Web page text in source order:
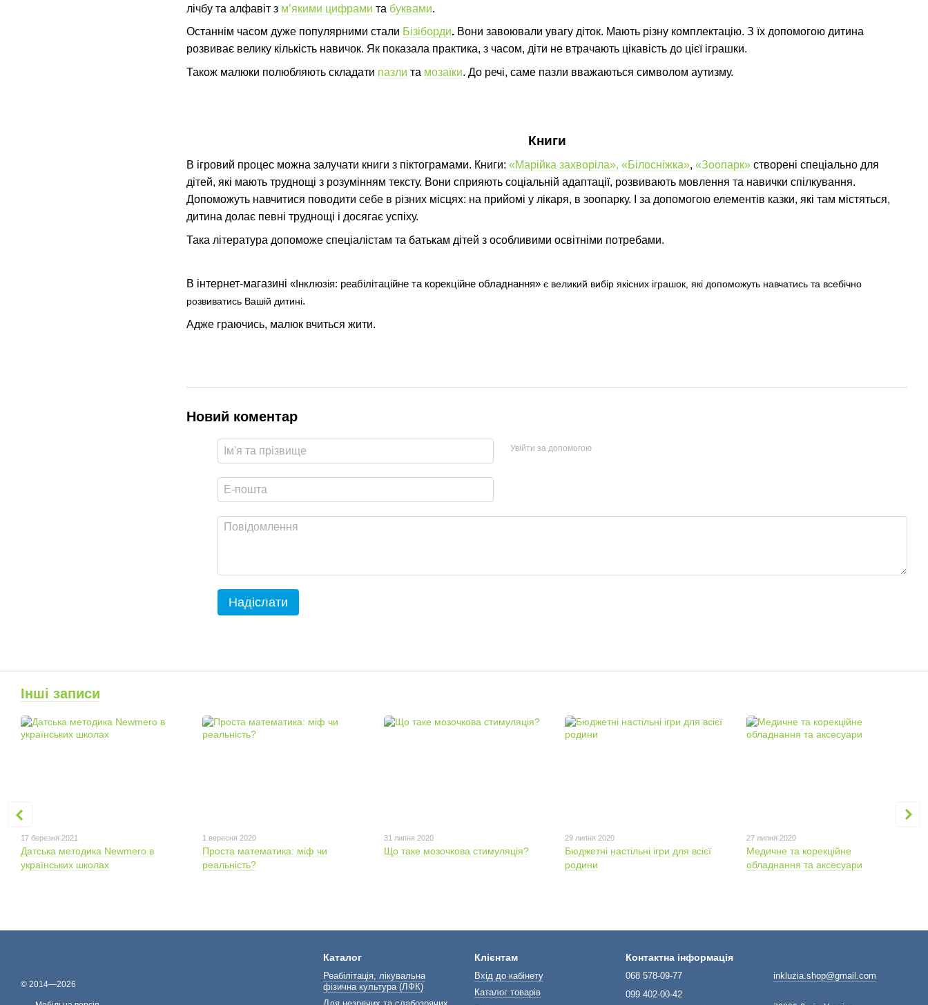
лічбу та алфавіт з м’якими цифрами та буквами.
Останнім часом дуже популярними стали Бізіборди. Вони завоювали увагу діток. Мають різну комплектацію. З їх допомогою дитина
розвиває велику кількість навичок. Як показала практика, з часом, діти не втрачають цікавість до цієї іграшки.
Також малюки полюбляють складати пазли та мозаїки. До речі, саме пазли вважаються символом аутизму.
Книги
В ігровий процес можна залучати книги з піктограмами. Книги: «Марійка захворіла», «Білосніжка», «Зоопарк» створені спеціально для
дітей, які мають труднощі з розумінням тексту. Вони сприяють соціальній адаптації, розвивають мовлення та навички спілкування.
Допоможуть навчитися поводити себе в різних місцях: на прийомі у лікаря, в зоопарку. І за допомогою елементів казки, які там містяться,
дитина долає певні труднощі і досягає успіху.
Така література допоможе спеціалістам та батькам дітей з особливими освітніми потребами.
В інтернет-магазині «Інклюзія: реабілітаційне та корекційне обладнання» є великий вибір якісних іграшок, які допоможуть навчатись та всебічно
розвиватись Вашій дитині.
Адже граючись, малюк вчиться жити.
Новий коментар
Увійти за допомогою
Надіслати
Інші записи
17 березня 2021
Датська методика Newmero в
українських школах
1 вересня 2020
Проста математика: міф чи
реальність?
31 липня 2020
Що таке мозочкова стимуляція?
29 липня 2020
Бюджетні настільні ігри для всієї
родини
27 липня 2020
Медичне та корекційне
обладнання та аксесуари
© 2014—2026
Каталог
Реабілітація, лікувальна
фізична культура (ЛФК)
Клієнтам
Вхід до кабінету
Каталог товарів
Контактна інформація
068 578-09-77
099 402-00-42
inkluzia.shop@gmail.com